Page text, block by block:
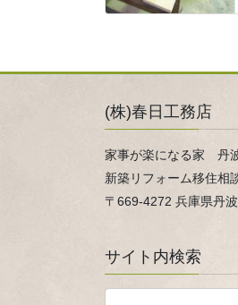
(株)春日工務店
家事が楽になる家 丹
新築リフォーム移住相
〒669-4272 兵庫県丹
サイト内検索